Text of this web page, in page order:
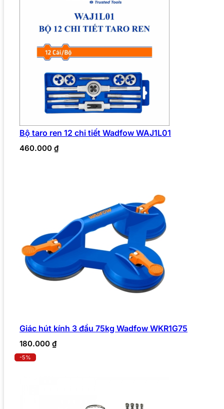
Bộ taro ren 12 chi tiết Wadfow WAJ1L01
460.000 ₫
Giác hút kính 3 đầu 75kg Wadfow WKR1G75
180.000 ₫
-5%